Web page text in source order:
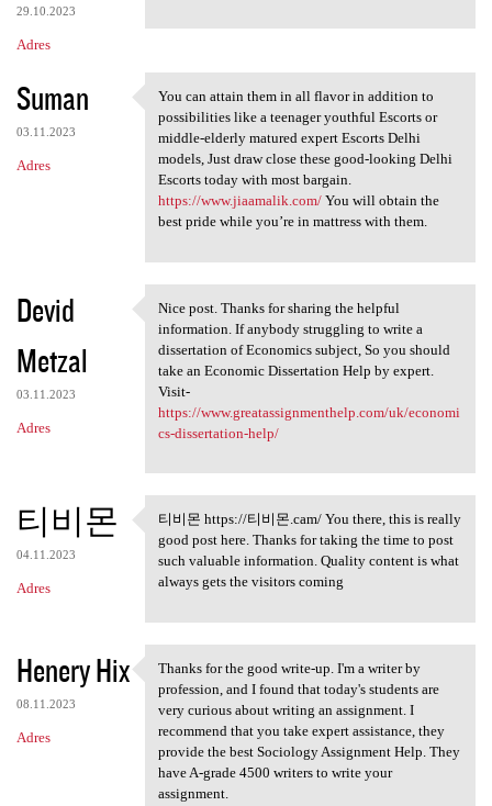
29.10.2023
Adres
Suman
03.11.2023
Adres
You can attain them in all
You can attain them in all flavor in addition to
possibilities like a teenager youthful Escorts or
middle-elderly matured expert Escorts Delhi
models, Just draw close these good-looking Delhi
Escorts today with most bargain.
https://www.jiaamalik.com/You will obtain the
best pride while you’re in mattress with them.
Devid
Metzal
03.11.2023
Adres
Nice post. Thanks for sharing
Nice post. Thanks for sharing the helpful
information. If anybody struggling to write a
dissertation of Economics subject, So you should
take an Economic Dissertation Help by expert.
Visit-
https://www.greatassignmenthelp.com/uk/economi
cs-dissertation-help/
티비몬
04.11.2023
Adres
티비몬 https://티비몬.cam/ You
티비몬 https://티비몬.cam/ You there, this is really
good post here. Thanks for taking the time to post
such valuable information. Quality content is what
always gets the visitors coming
Henery Hix
08.11.2023
Adres
Thanks for the good write-up.
Thanks for the good write-up. I'm a writer by
profession, and I found that today's students are
very curious about writing an assignment. I
recommend that you take expert assistance, they
provide the best Sociology Assignment Help. They
have A-grade 4500 writers to write your
assignment.